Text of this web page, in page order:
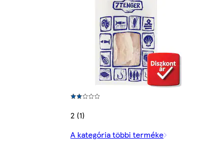
2 (1)
A kategória többi terméke